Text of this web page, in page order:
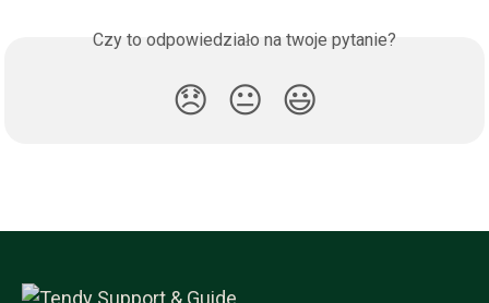
Czy to odpowiedziało na twoje pytanie?
😞 😐 😃